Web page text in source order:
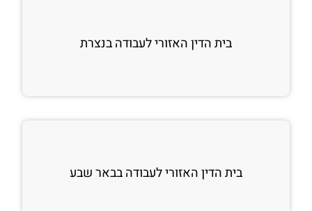
בית הדין האזורי לעבודה בנצרת
בית הדין האזורי לעבודה בבאר שבע